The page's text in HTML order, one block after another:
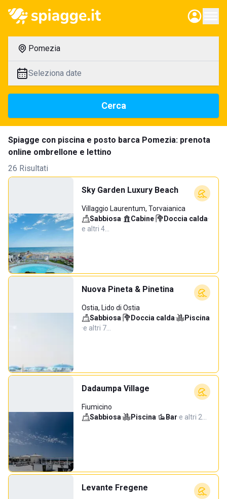
Pomezia
Seleziona date
Cerca
Spiagge con piscina e posto barca Pomezia: prenota
online ombrellone e lettino
26 Risultati
Sky Garden Luxury Beach
Villaggio Laurentum, Torvaianica
Sabbiosa· Cabine· Doccia calda·
e altri 4…
Nuova Pineta & Pinetina
Ostia, Lido di Ostia
Sabbiosa· Doccia calda·
Piscina
·e altri 7…
Dadaumpa Village
Fiumicino
Sabbiosa· Piscina· Bar·e altri 2…
Levante Fregene